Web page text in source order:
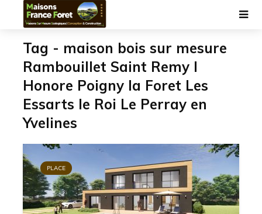
Tag - maison bois sur mesure
Rambouillet Saint Remy l
Honore Poigny la Foret Les
Essarts le Roi Le Perray en
Yvelines
PLACE